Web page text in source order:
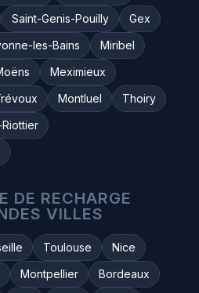
Saint-Genis-Pouilly
Gex
les-Bains
Miribel
Meximieux
Montluel
Thoiry
DE RECHARGE
VILLES
Toulouse
Nice
Montpellier
Bordeaux